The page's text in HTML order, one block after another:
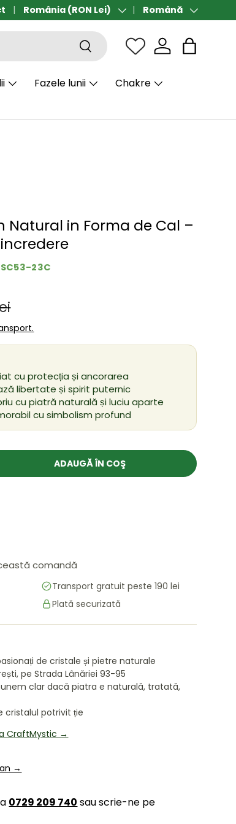
gratuit de la 190 lei
Țară/Regiune
România (RON Lei) LimbăRomână
Căutare Sac
Fazele lunii
Chakre
Natural in Forma de Cal –
23C
cu protecția și ancorarea
libertate și spirit puternic
cu piatră naturală și luciu aparte
cu simbolism profund
ADAUGĂ ÎN COŞ
comandă
Transport gratuit peste 190 lei
Plată securizată
de cristale și pietre naturale
pe Strada Lânăriei 93-95
clar dacă piatra e naturală, tratată,
cristalul potrivit ție
CraftMystic →
→
0729 209 740 sau scrie-ne pe